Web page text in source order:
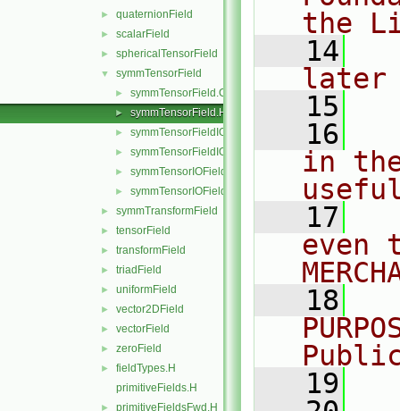
► quaternionField
► scalarField
► sphericalTensorField
▼ symmTensorField
► symmTensorField.C
► symmTensorField.H
► symmTensorFieldIOField.C
► symmTensorFieldIOField.H
► symmTensorIOField.C
► symmTensorIOField.H
► symmTransformField
► tensorField
► transformField
► triadField
► uniformField
► vector2DField
► vectorField
► zeroField
►
fieldTypes.H
primitiveFields.H
► primitiveFieldsFwd.H
the
   14
later
   15
   16
in
   17
even
   18
   19